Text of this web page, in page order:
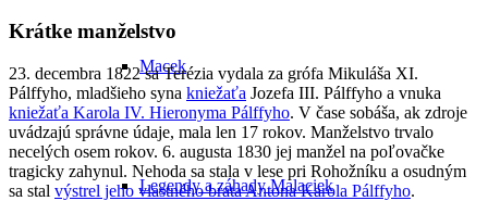
Macek
Legendy a záhady Malaciek
Krátke manželstvo
23. decembra 1822 sa Terézia vydala za grófa Mikuláša XI.
Pálffyho, mladšieho syna kniežaťa Jozefa III. Pálffyho a vnuka
kniežaťa Karola IV. Hieronyma Pálffyho. V čase sobáša, ak zdroje
uvádzajú správne údaje, mala len 17 rokov. Manželstvo trvalo
necelých osem rokov. 6. augusta 1830 jej manžel na poľovačke
tragicky zahynul. Nehoda sa stala v lese pri Rohožníku a osudným
sa stal výstrel jeho vlastného brata Antona Karola Pálffyho.